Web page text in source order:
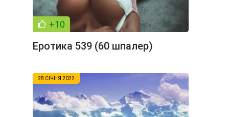
+10
Еротика 539 (60 шпалер)
28 СІЧНЯ 2022